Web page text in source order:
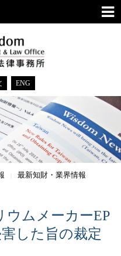
ENG
最新知財・業界情報
ウムメーカーEP
した旨の裁定